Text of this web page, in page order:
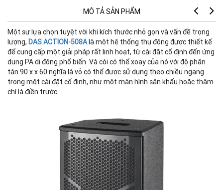
MÔ TẢ SẢN PHẨM
Một sự lựa chọn tuyệt vời khi kích thước nhỏ gọn và vấn đề trọng
lượng, DAS ACTION-508Alà một hệ thống thụ động được thiết kế
để cung cấp một giải pháp rất linh hoạt, từ cài đặt cố định đến ứng
dụng PA di động phổ biến. Và còi có thể xoay của nó với độ phân
tán 90 x x 60 nghĩa là vỏ có thể được sử dụng theo chiều ngang
trong một cài đặt cố định, như một màn hình sân khấu hoặc thậm
chí là điền trước.